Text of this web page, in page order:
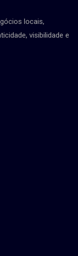
locais,
visibilidade e